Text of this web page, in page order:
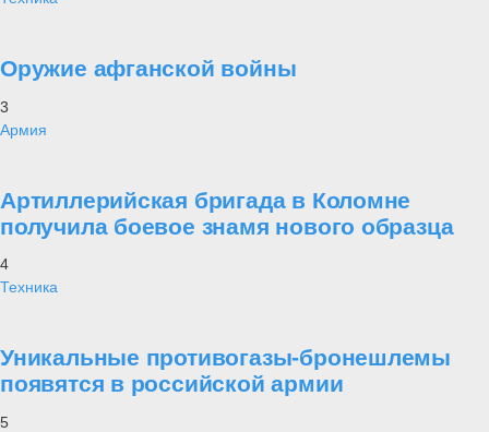
Оружие афганской войны
3
Армия
Артиллерийская бригада в Коломне
получила боевое знамя нового образца
4
Техника
Уникальные противогазы-бронешлемы
появятся в российской армии
5